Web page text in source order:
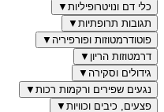
כלי דם ונויטרופיליות ▼
תגובות תרופתיות ▼
פוטודרמטוזות ופורפיריה ▼
דרמטוזות הריון ▼
גידולים וסקירה ▼
נגעים שפירים ורקמות רכות ▼
פצעים, כיבים וכוויות ▼